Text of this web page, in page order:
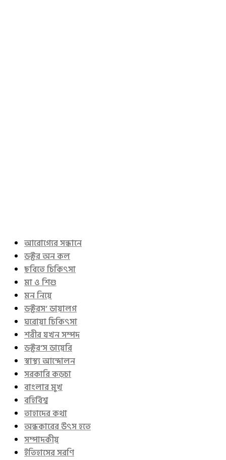
আরোগ্যের সন্ধানে
ডক্টর অন কল
ছবিতে চিকিৎসা
মা ও শিশু
মন নিয়ে
ডক্টরস’ ডায়ালগ
ঘরোয়া চিকিৎসা
শরীর যখন সম্পদ
ডক্টর’স ডায়েরি
স্বাস্থ্য আন্দোলন
সরকারি কড়চা
বাংলার মুখ
বহির্বিশ্ব
তাহাদের কথা
অন্ধকারের উৎস হতে
সম্পাদকীয়
ইতিহাসের সরণি